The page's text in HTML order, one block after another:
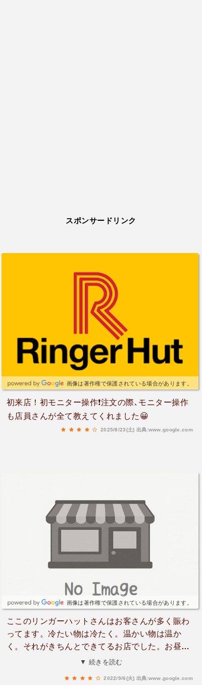
スポンサードリンク
画像は著作権で保護されている場合があります。
初来店！初モニター操作❗注文の際､モニター操作
も店員さんが全て教えてくれました😀
2025/8/23(土) 出典:www.google.com
画像は著作権で保護されている場合があります。
ここのリンガーハットさんはお客さんが多く賑わ
ってます。冷たい物は冷たく。温かい物は温か
く。それがきちんとできてるお店でした。お昼時
で忙しく、お客さんも多かったが手抜きせず注文
▼ 続きを読む
2022/9/6(火) 出典:www.google.com